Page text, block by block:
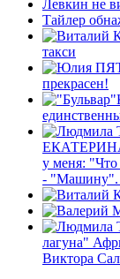
Левкин не
Тайлер
такси
прекрасен!
ЕКАТЕРИНА:
у меня: "Что
- "Машину".
лагуна"
Виктора